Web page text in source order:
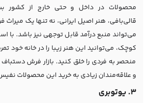
محصولات در داخل و حتی خارج از کشور
قالی‌بافی، هنر اصیل ایرانی، نه تنها یک میراث
می‌تواند منبع درآمد قابل توجهی نیز باشد. با
کوچک، می‌توانید این هنر زیبا را در خانه خود
منحصر به فردی را خلق کنید. بازار فرش
و علاقه‌مندان زیادی به خرید این محصولات
3. یوتوبری